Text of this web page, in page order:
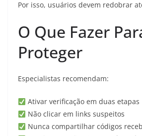
Por isso, usuários devem redobrar
O Que Fazer
Proteger
Especialistas recomendam:
Ativar verificação em duas etapas
Não clicar em links suspeitos
Nunca compartilhar códigos